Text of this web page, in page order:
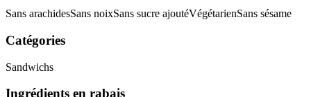
Sans arachidesSans noixSans sucre ajoutéVégétarienSans sésame
Catégories
Sandwichs
Ingrédients en rabais